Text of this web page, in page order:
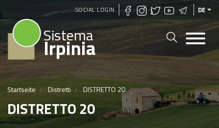
Direkt
zum
Inhalt
SOCIAL LOGIN DE
Sistema
Irpinia
Startseite Distretti DISTRETTO 20
DISTRETTO 20